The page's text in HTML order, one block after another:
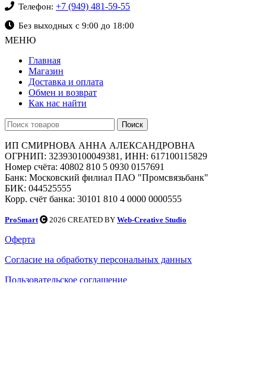
Телефон: +7 (949) 481-59-55
Без выходных с 9:00 до 18:00
МЕНЮ
Главная
Магазин
Доставка и оплата
Обмен и возврат
Как нас найти
Поиск
ИП СМИРНОВА АННА АЛЕКСАНДРОВНА
ОГРНИП: 323930100049381, ИНН: 617100115829
Номер счёта: 40802 810 5 0930 0157691
Банк: Московский филиал ПАО "Промсвязьбанк"
БИК: 044525555
Корр. счёт банка: 30101 810 4 0000 0000555
ProSmart 2026 CREATED BY Web-Creative Studio
Оферта
Согласие на обработку персональных данных
Пользовательское соглашение